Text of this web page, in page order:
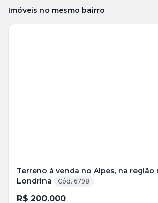
Imóveis no mesmo bairro
Terreno à venda no Alpes, na região
Londrina
Cód. 6798
R$ 200.000